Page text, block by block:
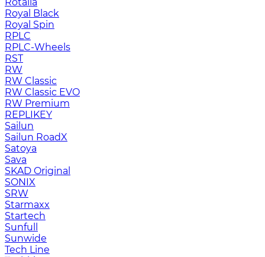
Royal Black
Royal Spin
RPLC
RPLC-Wheels
RST
RW
RW Classic
RW Classic EVO
RW Premium
RЕPLIKEY
Sailun
Sailun RoadX
Satoya
Sava
SKAD Original
SONIX
SRW
Starmaxx
Startech
Sunfull
Sunwide
Tech Line